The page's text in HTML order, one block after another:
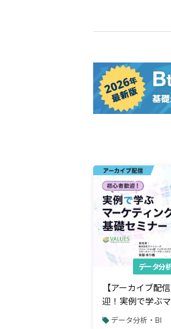
データ分
【アーカイブ配
迎！実例で学ぶ
グ・リサーチ基礎
データ分析・BI